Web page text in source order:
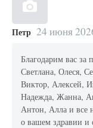
Петр 24 июня
Благодарим вас
Светлана, Олеся,
Виктор, Алексей,
Надежда, Жанна,
Антон, Алла и все
о вашем здравии и